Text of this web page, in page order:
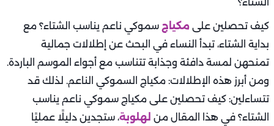
كيف تحصلين على مكياج سموكي ناعم يناسب الشتاء؟ مع
بداية الشتاء، تبدأ النساء في البحث عن إطلالات جمالية
تمنحهن لمسة دافئة وجذابة تتناسب مع أجواء الموسم الباردة.
ومن أبرز هذه الإطلالات: مكياج السموكي الناعم. لذلك قد
تتساءلين: كيف تحصلين على مكياج سموكي ناعم يناسب
الشتاء؟ في هذا المقال من لهلوبة، ستجدين دليلًا عمليًا